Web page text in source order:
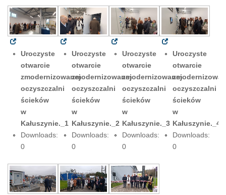
Uroczyste
otwarcie
zmodernizowanej
oczyszczalni
ścieków
w
Kałuszynie._1
Downloads:
0
Uroczyste
otwarcie
zmodernizowanej
oczyszczalni
ścieków
w
Kałuszynie._2
Downloads:
0
Uroczyste
otwarcie
zmodernizowanej
oczyszczalni
ścieków
w
Kałuszynie._3
Downloads:
0
Uroczyste
otwarcie
oczyszczalni
ścieków
w
Kałuszynie._4
Downloads:
0